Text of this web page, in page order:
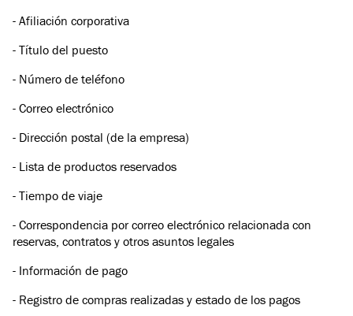
- Afiliación corporativa
- Título del puesto
- Número de teléfono
- Correo electrónico
- Dirección postal (de la empresa)
- Lista de productos reservados
- Tiempo de viaje
- Correspondencia por correo electrónico relacionada con
reservas, contratos y otros asuntos legales
- Información de pago
- Registro de compras realizadas y estado de los pagos